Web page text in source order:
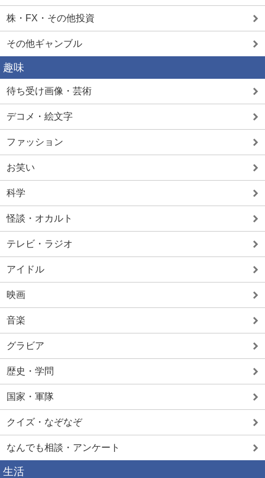
株・FX・その他投資
その他ギャンブル
趣味
待ち受け画像・芸術
デコメ・絵文字
ファッション
お笑い
科学
怪談・オカルト
テレビ・ラジオ
アイドル
映画
音楽
グラビア
歴史・学問
国家・軍隊
クイズ・なぞなぞ
なんでも相談・アンケート
生活